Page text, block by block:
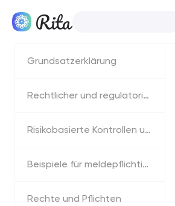
Grundsatzerklärung
Rechtlicher und regulatorischer Rahmen
Risikobasierte Kontrollen und Überwachung
Beispiele für meldepflichtige Warnsignale
Rechte und Pflichten